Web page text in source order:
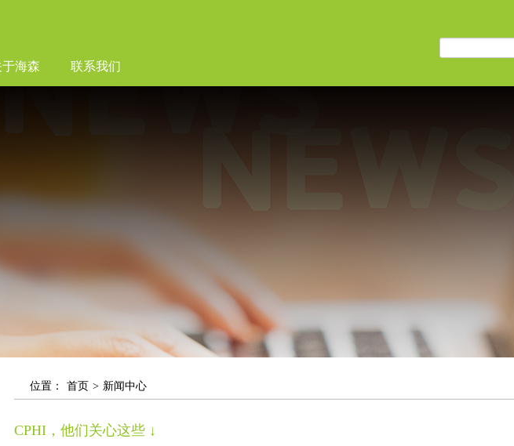
于海森 联系我们
位置： 首页 > 新闻中心
CPHI，他们关心这些 ↓